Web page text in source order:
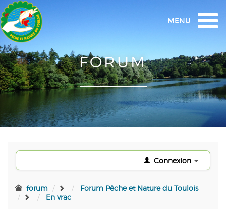
MENU
FORUM
Connexion
forum
Forum Pêche et Nature du Toulois
En vrac